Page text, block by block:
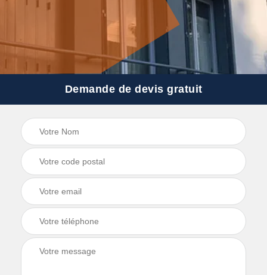
Demande de devis gratuit